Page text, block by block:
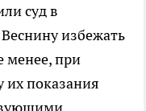
суд в
избежать
менее, при
их показания